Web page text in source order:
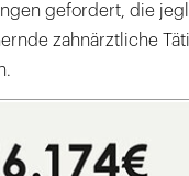
gefordert, die
zahnärztliche